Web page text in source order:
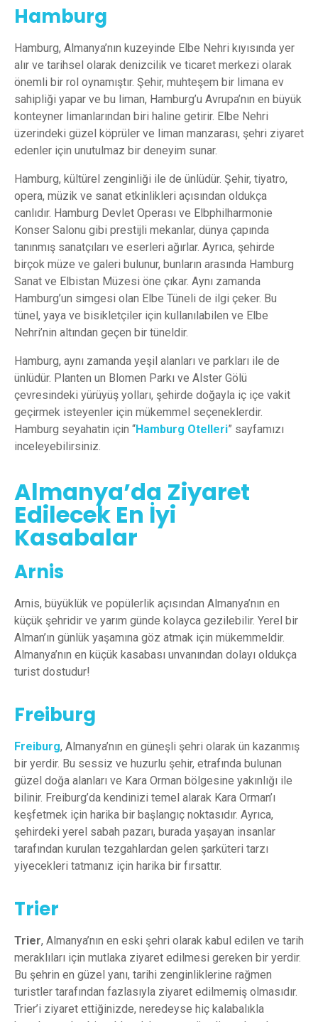
Hamburg
Hamburg, Almanya’nın kuzeyinde Elbe Nehri kıyısında yer
alır ve tarihsel olarak denizcilik ve ticaret merkezi olarak
önemli bir rol oynamıştır. Şehir, muhteşem bir limana ev
sahipliği yapar ve bu liman, Hamburg’u Avrupa’nın en büyük
konteyner limanlarından biri haline getirir. Elbe Nehri
üzerindeki güzel köprüler ve liman manzarası, şehri ziyaret
edenler için unutulmaz bir deneyim sunar.
Hamburg, kültürel zenginliği ile de ünlüdür. Şehir, tiyatro,
opera, müzik ve sanat etkinlikleri açısından oldukça
canlıdır. Hamburg Devlet Operası ve Elbphilharmonie
Konser Salonu gibi prestijli mekanlar, dünya çapında
tanınmış sanatçıları ve eserleri ağırlar. Ayrıca, şehirde
birçok müze ve galeri bulunur, bunların arasında Hamburg
Sanat ve Elbistan Müzesi öne çıkar. Aynı zamanda
Hamburg’un simgesi olan Elbe Tüneli de ilgi çeker. Bu
tünel, yaya ve bisikletçiler için kullanılabilen ve Elbe
Nehri’nin altından geçen bir tüneldir.
Hamburg, aynı zamanda yeşil alanları ve parkları ile de
ünlüdür. Planten un Blomen Parkı ve Alster Gölü
çevresindeki yürüyüş yolları, şehirde doğayla iç içe vakit
geçirmek isteyenler için mükemmel seçeneklerdir.
Hamburg seyahatin için “Hamburg Otelleri” sayfamızı
inceleyebilirsiniz.
Almanya’da Ziyaret
Edilecek En İyi
Kasabalar
Arnis
Arnis, büyüklük ve popülerlik açısından Almanya’nın en
küçük şehridir ve yarım günde kolayca gezilebilir. Yerel bir
Alman’ın günlük yaşamına göz atmak için mükemmeldir.
Almanya’nın en küçük kasabası unvanından dolayı oldukça
turist dostudur!
Freiburg
Freiburg, Almanya’nın en güneşli şehri olarak ün kazanmış
bir yerdir. Bu sessiz ve huzurlu şehir, etrafında bulunan
güzel doğa alanları ve Kara Orman bölgesine yakınlığı ile
bilinir. Freiburg’da kendinizi temel alarak Kara Orman’ı
keşfetmek için harika bir başlangıç noktasıdır. Ayrıca,
şehirdeki yerel sabah pazarı, burada yaşayan insanlar
tarafından kurulan tezgahlardan gelen şarküteri tarzı
yiyecekleri tatmanız için harika bir fırsattır.
Trier
Trier, Almanya’nın en eski şehri olarak kabul edilen ve tarih
meraklıları için mutlaka ziyaret edilmesi gereken bir yerdir.
Bu şehrin en güzel yanı, tarihi zenginliklerine rağmen
turistler tarafından fazlasıyla ziyaret edilmemiş olmasıdır.
Trier’i ziyaret ettiğinizde, neredeyse hiç kalabalıkla